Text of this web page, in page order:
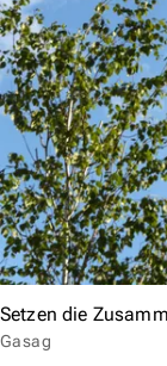
Setzen die
Gasag